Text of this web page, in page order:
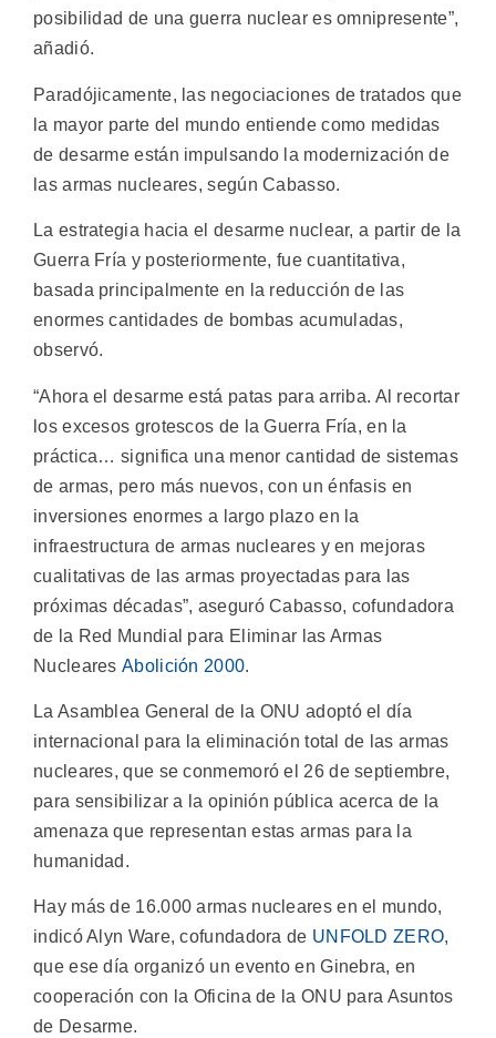
posibilidad de una guerra nuclear es omnipresente”,
añadió.
Paradójicamente, las negociaciones de tratados que
la mayor parte del mundo entiende como medidas
de desarme están impulsando la modernización de
las armas nucleares, según Cabasso.
La estrategia hacia el desarme nuclear, a partir de la
Guerra Fría y posteriormente, fue cuantitativa,
basada principalmente en la reducción de las
enormes cantidades de bombas acumuladas,
observó.
“Ahora el desarme está patas para arriba. Al recortar
los excesos grotescos de la Guerra Fría, en la
práctica… significa una menor cantidad de sistemas
de armas, pero más nuevos, con un énfasis en
inversiones enormes a largo plazo en la
infraestructura de armas nucleares y en mejoras
cualitativas de las armas proyectadas para las
próximas décadas”, aseguró Cabasso, cofundadora
de la Red Mundial para Eliminar las Armas
NuclearesAbolición 2000.
La Asamblea General de la ONU adoptó el día
internacional para la eliminación total de las armas
nucleares, que se conmemoró el 26 de septiembre,
para sensibilizar a la opinión pública acerca de la
amenaza que representan estas armas para la
humanidad.
Hay más de 16.000 armas nucleares en el mundo,
indicó Alyn Ware, cofundadora de UNFOLD ZERO,
que ese día organizó un evento en Ginebra, en
cooperación con la Oficina de la ONU para Asuntos
de Desarme.